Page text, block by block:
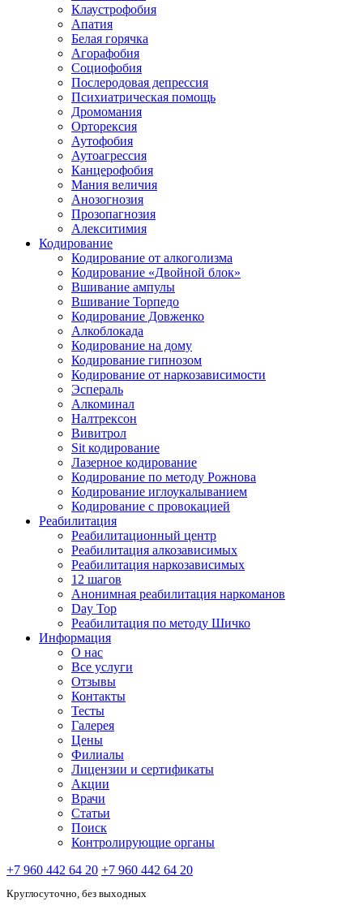
Клаустрофобия
Апатия
Белая горячка
Агорафобия
Социофобия
Послеродовая депрессия
Психиатрическая помощь
Дромомания
Орторексия
Аутофобия
Аутоагрессия
Канцерофобия
Мания величия
Анозогнозия
Прозопагнозия
Алекситимия
Кодирование
Кодирование от алкоголизма
Кодирование «Двойной блок»
Вшивание ампулы
Вшивание Торпедо
Кодирование Довженко
Алкоблокада
Кодирование на дому
Кодирование гипнозом
Кодирование от наркозависимости
Эспераль
Алкоминал
Налтрексон
Вивитрол
Sit кодирование
Лазерное кодирование
Кодирование по методу Рожнова
Кодирование иглоукалыванием
Кодирование с провокацией
Реабилитация
Реабилитационный центр
Реабилитация алкозависимых
Реабилитация наркозависимых
12 шагов
Анонимная реабилитация наркоманов
Day Top
Реабилитация по методу Шичко
Информация
О нас
Все услуги
Отзывы
Контакты
Тесты
Галерея
Цены
Филиалы
Лицензии и сертификаты
Акции
Врачи
Статьи
Поиск
Контролирующие органы
+7 960 442 64 20 +7 960 442 64 20
Круглосуточно, без выходных